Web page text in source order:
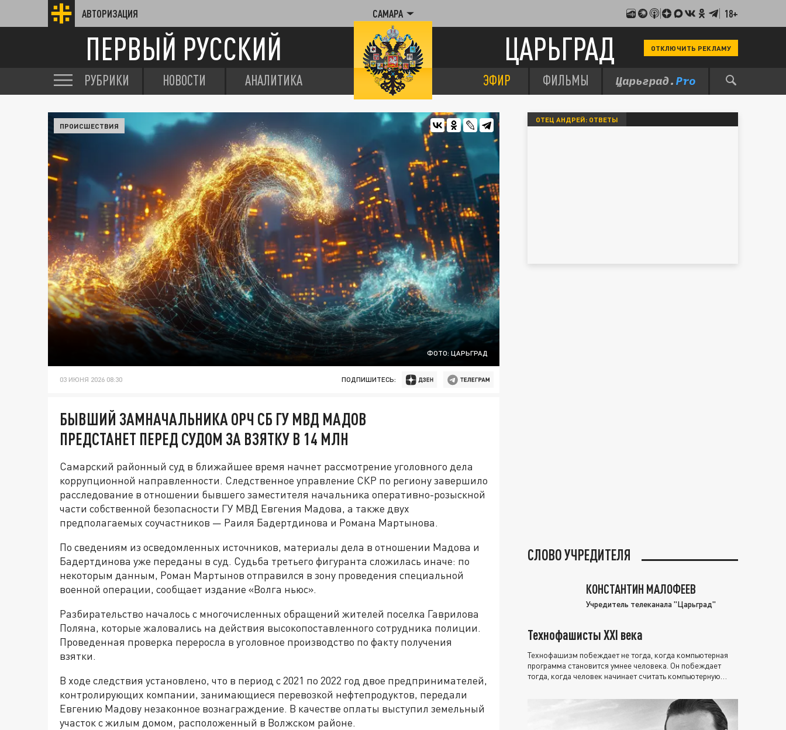
АВТОРИЗАЦИЯ САМАРА 18+
ПЕРВЫЙ РУССКИЙ ЦАРЬГРАД ОТКЛЮЧИТЬ РЕКЛАМУ
РУБРИКИ НОВОСТИ АНАЛИТИКА ЭФИР ФИЛЬМЫ
ФОТО: ЦАРЬГРАД
ПРОИСШЕСТВИЯ
03 ИЮНЯ 2026 08:30 ПОДПИШИТЕСЬ:
БЫВШИЙ ЗАМНАЧАЛЬНИКА ОРЧ СБ ГУ МВД МАДОВ
ПРЕДСТАНЕТ ПЕРЕД СУДОМ ЗА ВЗЯТКУ В 14 МЛН
Самарский районный суд в ближайшее время начнет рассмотрение уголовного дела
коррупционной направленности. Следственное управление СКР по региону завершило
расследование в отношении бывшего заместителя начальника оперативно-розыскной
части собственной безопасности ГУ МВД Евгения Мадова, а также двух
предполагаемых соучастников — Раиля Бадертдинова и Романа Мартынова.
По сведениям из осведомленных источников, материалы дела в отношении Мадова и
Бадертдинова уже переданы в суд. Судьба третьего фигуранта сложилась иначе: по
некоторым данным, Роман Мартынов отправился в зону проведения специальной
военной операции, сообщает издание «Волга ньюс».
Разбирательство началось с многочисленных обращений жителей поселка Гаврилова
Поляна, которые жаловались на действия высокопоставленного сотрудника полиции.
Проведенная проверка переросла в уголовное производство по факту получения
взятки.
В ходе следствия установлено, что в период с 2021 по 2022 год двое предпринимателей,
контролирующих компании, занимающиеся перевозкой нефтепродуктов, передали
Евгению Мадову незаконное вознаграждение. В качестве оплаты выступил земельный
участок с жилым домом, расположенный в Волжском районе.
ОТЕЦ АНДРЕЙ: ОТВЕТЫ
СЛОВО УЧРЕДИТЕЛЯ
КОНСТАНТИН МАЛОФЕЕВ
Учредитель телеканала "Царьград"
Технофашисты XXI века
Технофашизм побеждает не тогда, когда компьютерная
программа становится умнее человека. Он побеждает
тогда, когда человек начинает считать компьютерную